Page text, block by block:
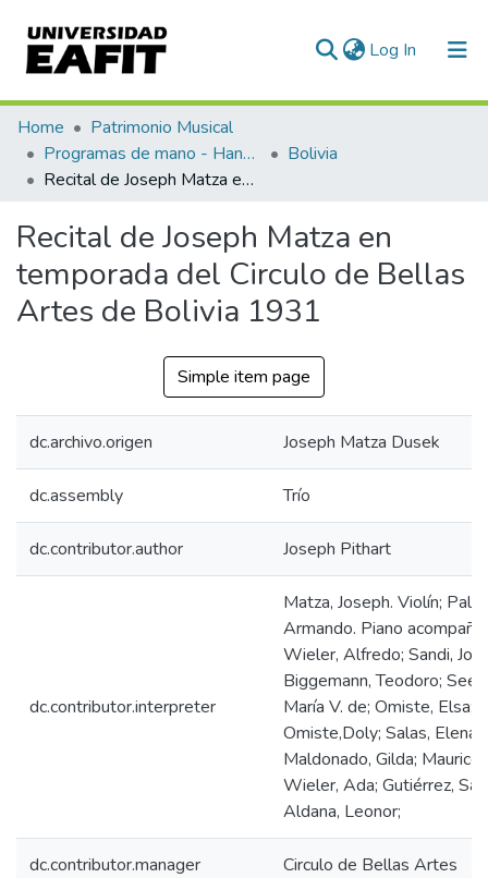
Log In (current)
Communities & Collections
All of DSpace
Home
Patrimonio Musical
Programas de mano - Hand programs
Bolivia
Recital de Joseph Matza en temporada del Circulo de Bellas Artes de Bolivia 1931
Recital de Joseph Matza en
temporada del Circulo de Bellas
Artes de Bolivia 1931
Simple item page
dc.archivo.origen Joseph Matza Dusek
dc.assembly Trío
dc.contributor.author Joseph Pithart
dc.contributor.interpreter
Matza, Joseph. Violín;
Armando. Piano
Wieler, Alfredo; Sandi,
Biggemann, Teodoro;
María V. de; Omiste, Elsa;
Omiste,Doly; Salas, Elena;
Maldonado, Gilda;
Wieler, Ada; Gutiérrez,
Aldana, Leonor;
dc.contributor.manager Circulo de Bellas Artes